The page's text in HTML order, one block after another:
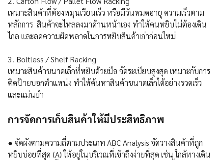
เหมาะสินค้าที่ต้องหมุนเวียนเร็ว หรือมีวันหมดอายุ ความเร็วตาม
หลักการ สินค้าจะไหลลงมาด้านหน้าเอง ทำให้คนหยิบไม่ต้องเดิน
ไกล และลดความผิดพลาดในการหยิบสินค้าเก่าก่อนใหม่
3. Boltless / Shelf Racking
เหมาะสินค้าขนาดเล็กที่หยิบด้วยมือ จัดระเบียบสูงสุด เหมาะกับการ
ติดป้ายบอกตำแหน่ง ทำให้ค้นหาสินค้าขนาดเล็กได้อย่างรวดเร็ว
และแม่นยำ
การจัดการเก็บสินค้าให้มีประสิทธิภาพ
● จัดผังตามความถี่ตามประเภท ABC Analysis จัดวางสินค้าที่ถูก
หยิบบ่อยที่สุด (A) ให้อยู่ในบริเวณที่เข้าถึงง่ายที่สุด เช่น ใกล้ทางเดิน